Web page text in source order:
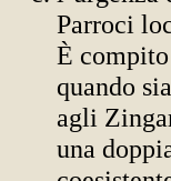
Parroci
È
quando
agli
una